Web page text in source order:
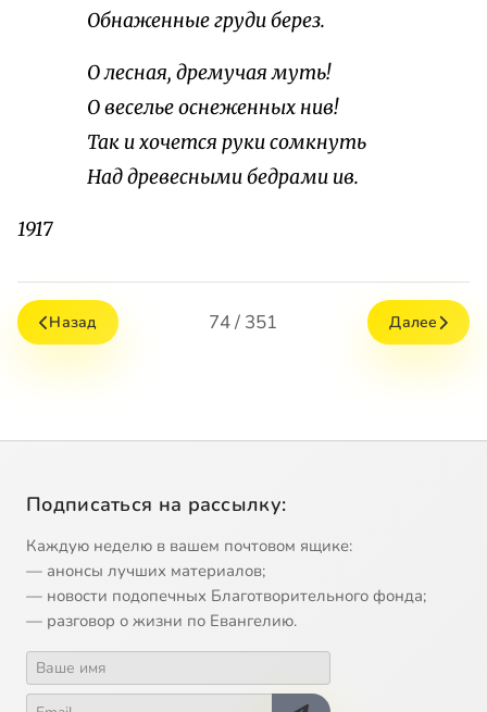
Обнаженные груди берез.
О лесная, дремучая муть!
О веселье оснеженных нив!
Так и хочется руки сомкнуть
Над древесными бедрами ив.
1917
Назад 74 / 351 Далее
Подписаться на рассылку:
Каждую неделю в вашем почтовом ящике:
— анонсы лучших материалов;
— новости подопечных Благотворительного фонда;
— разговор о жизни по Евангелию.